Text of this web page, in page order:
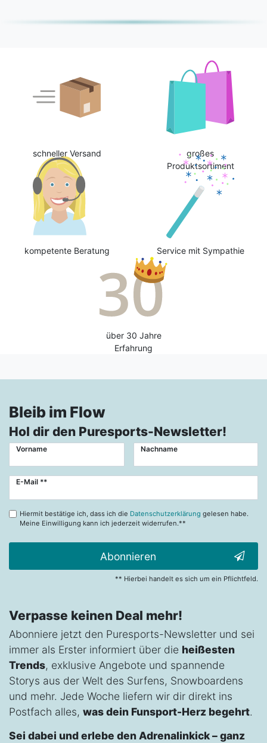
schneller Versand
großes
Produktsortiment
kompetente Beratung Service mit Sympathie
über 30 Jahre
Erfahrung
Bleib im Flow
Hol dir den Puresports-Newsletter!
Vorname Nachname
E-Mail **
Newsletter
Hiermit bestätige ich, dass ich die Datenschutzerklärung gelesen habe.
Meine Einwilligung kann ich jederzeit widerrufen.**
Abonnieren
** Hierbei handelt es sich um ein Pflichtfeld.
Verpasse keinen Deal mehr!
Abonniere jetzt den Puresports-Newsletter und sei
immer als Erster informiert über die heißesten
Trends, exklusive Angebote und spannende
Storys aus der Welt des Surfens, Snowboardens
und mehr. Jede Woche liefern wir dir direkt ins
Postfach alles, was dein Funsport-Herz begehrt.
Sei dabei und erlebe den Adrenalinkick – ganz